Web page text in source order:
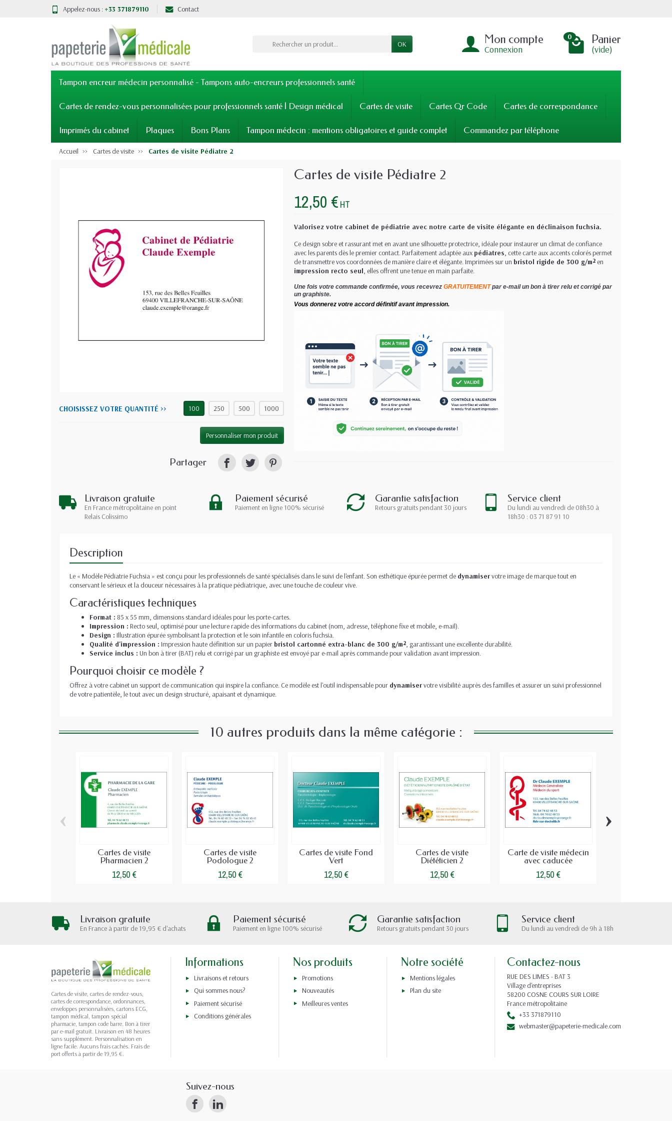
Appelez-nous : +33 371879110 Contact
OK Mon compte
Connexion
0 Panier
(vide)
Tampon encreur médecin personnalisé - Tampons auto-encreurs professionnels santé
Cartes de rendez-vous personnalisées pour professionnels santé | Design médical Cartes de visite Cartes Qr Code Cartes de correspondance
Imprimés du cabinet Plaques Bons Plans Tampon médecin : mentions obligatoires et guide complet Commandez par téléphone
Accueil Cartes de visite Cartes de visite Pédiatre 2
CHOISISSEZ VOTRE QUANTITÉ >> 100 250 500 1000
Personnaliser mon produit
Partager
Cartes de visite Pédiatre 2
12,50 € HT
Valorisez votre cabinet de pédiatrie avec notre carte de visite élégante en déclinaison fuchsia.
Ce design sobre et rassurant met en avant une silhouette protectrice, idéale pour instaurer un climat de confiance
avec les parents dès le premier contact. Parfaitement adaptée aux pédiatres, cette carte aux accents colorés permet
de transmettre vos coordonnées de manière claire et élégante. Imprimées sur un bristol rigide de 300 g/m² en
impression recto seul, elles offrent une tenue en main parfaite.
Une fois votre commande confirmée, vous recevrez GRATUITEMENT par e-mail un bon à tirer relu et corrigé par
un graphiste.
Vous donnerez votre accord définitif avant impression.
Livraison gratuite
En France métropolitaine en point
Relais Colissimo
Paiement sécurisé
Paiement en ligne 100% sécurisé
Garantie satisfaction
Retours gratuits pendant 30 jours
Service client
Du lundi au vendredi de 08h30 à
18h30 : 03 71 87 91 10
Description
Le « Modèle Pédiatrie Fuchsia » est conçu pour les professionnels de santé spécialisés dans le suivi de l'enfant. Son esthétique épurée permet de dynamiservotre image de marque tout en
conservant le sérieux et la douceur nécessaires à la pratique pédiatrique, avec une touche de couleur vive.
Caractéristiques techniques
Format : 85 x 55 mm, dimensions standard idéales pour les porte-cartes.
Impression : Recto seul, optimisé pour une lecture rapide des informations du cabinet (nom, adresse, téléphone fixe et mobile, e-mail).
Design : Illustration épurée symbolisant la protection et le soin infantile en coloris fuchsia.
Qualité d'impression : Impression haute définition sur un papier bristol cartonné extra-blanc de 300 g/m², garantissant une excellente durabilité.
Service inclus : Un bon à tirer (BAT) relu et corrigé par un graphiste est envoyé par e-mail après commande pour validation avant impression.
Pourquoi choisir ce modèle ?
Offrez à votre cabinet un support de communication qui inspire la confiance. Ce modèle est l'outil indispensable pour dynamiservotre visibilité auprès des familles et assurer un suivi professionnel
de votre patientèle, le tout avec un design structuré, apaisant et dynamique.
10 autres produits dans la même catégorie :
Cartes de visite
Pharmacien 2
12,50 €
Cartes de visite
Podologue 2
12,50 €
Cartes de visite Fond
Vert
12,50 €
Cartes de visite
Diététicien 2
12,50 €
Carte de visite médecin
avec caducée
12,50 €
‹ ›
Livraison gratuite
En France à partir de 19,95 € d'achats
Paiement sécurisé
Paiement en ligne 100% sécurisé
Garantie satisfaction
Retours gratuits pendant 30 jours
Service client
Du lundi au vendredi de 9h à 18h
Cartes de visite, cartes de rendez-vous,
cartes de correspondance, ordonnances,
enveloppes personnalisées, cartons ECG,
tampon médical, tampon spécial
pharmacie, tampon code barre. Bon à tirer
par e-mail gratuit. Livraison en 48 heures
sans supplément. Personnalisation en
ligne facile. Aucuns frais cachés. Frais de
port offerts à partir de 19,95 €.
Informations
Livraisons et retours
Qui sommes nous?
Paiement sécurisé
Conditions générales
Nos produits
Promotions
Nouveautés
Meilleures ventes
Notre société
Mentions légales
Plan du site
Contactez-nous
RUE DES LIMES - BAT 3
Village d'entreprises
58200 COSNE COURS SUR LOIRE
France métropolitaine
+33 371879110
webmaster@papeterie-medicale.com
Suivez-nous